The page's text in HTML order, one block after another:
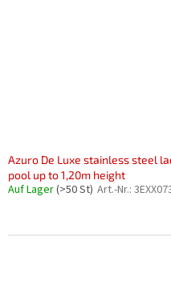
Azuro De Luxe stainless steel
pool up to 1,20m height
Auf Lager(>50 St) Art.-Nr.: